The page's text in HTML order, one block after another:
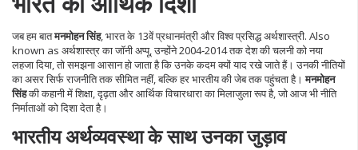
जब हम बातमनमोहन सिंह,भारत के 13वें प्रधानमंत्री और विश्व प्रसिद्ध अर्थशास्त्री. Also
known as अर्थशास्त्र का जॉनी अप्पू, उन्होंने 2004‑2014 तक देश की चलनी को नया
लहजा दिया, तो समझना आसान हो जाता है कि उनके कदम क्यों याद रखे जाते हैं। उनकी नीतियों
का असर सिर्फ राजनीति तक सीमित नहीं, बल्कि हर भारतीय की जेब तक पहुंचता है।मनमोहन
सिंहकी कहानी में शिक्षा, दृढ़ता और आर्थिक विचारधारा का मिलाजुला रूप है, जो आज भी नीति
निर्माताओं को दिशा देता है।
भारतीय अर्थव्यवस्था के साथ उनका जुड़ाव